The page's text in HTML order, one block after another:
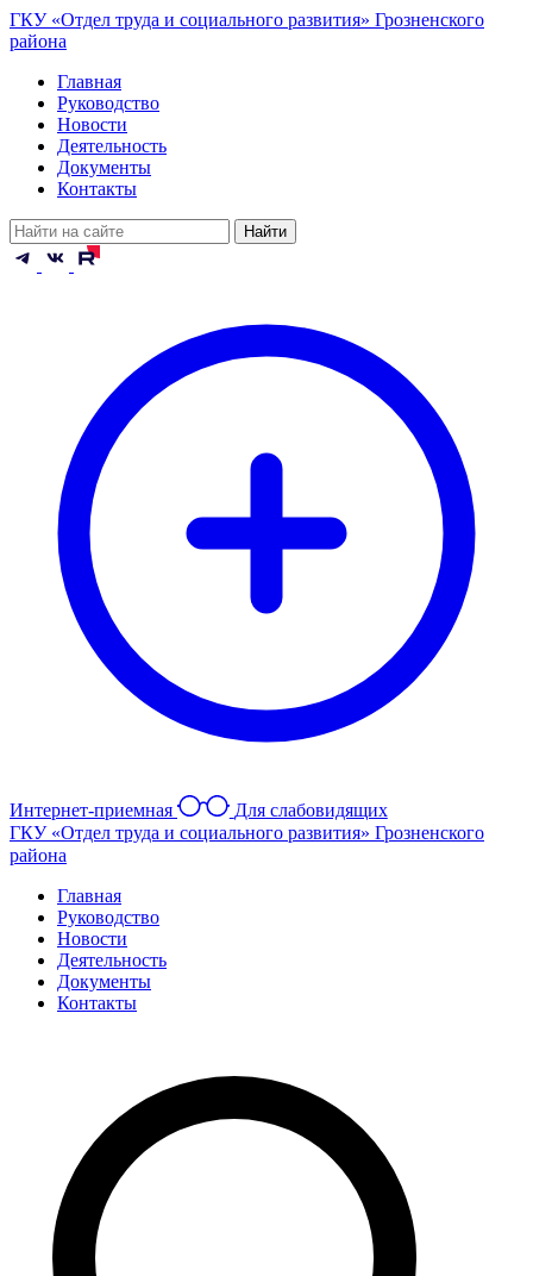
ГКУ «Отдел труда и социального развития» Грозненского
района
Главная
Руководство
Новости
Деятельность
Документы
Контакты
Найти
Интернет-приемная
Для слабовидящих
ГКУ «Отдел труда и социального развития» Грозненского
района
Главная
Руководство
Новости
Деятельность
Документы
Контакты